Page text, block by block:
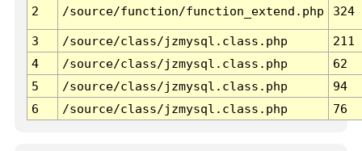
2 /source/function/function_extend.php 324
3 /source/class/jzmysql.class.php
211
4
/source/class/jzmysql.class.php
62
5
/source/class/jzmysql.class.php
94
6
/source/class/jzmysql.class.php 76